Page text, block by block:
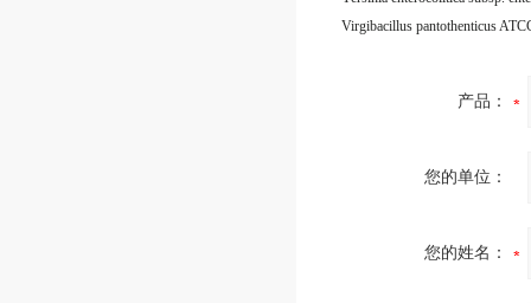
Virgibacillus pantothenticus
产品：
您的单位：
您的姓名：